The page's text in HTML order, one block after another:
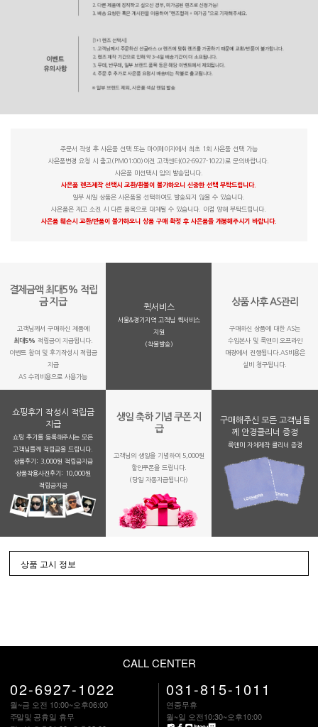
주문서 작성 후 사은품 선택 또는 마이페이지에서 최초 1회 사은품 선택 가능
사은품변경 요청 시 출고(PM01:00)이전 고객센터(02-6927-1022)로 문의바랍니다.
사은품 미선택시 임의 발송됩니다.
사은품 렌즈제작 선택시 교환/환불이 불가하오니 신중한 선택 부탁드립니다.
일부 세일 상품은 사은품을 선택하여도 발송되지 않을 수 있습니다.
사은품은 재고 소진 시 다른 품목으로 대체될 수 있습니다. 이점 양해 부탁드립니다.
사은품 훼손시 교환/반품이 불가하오니 상품 구매 확정 후 사은품을 개봉해주시기 바랍니다.
결제금액 최대5% 적립
금 지급
고객님께서 구매하신 제품에
최대5% 적립금이 지급됩니다.
이벤트 참여 및 후기작성시 적립금
지급
AS 수리비용으로 사용가능
퀵서비스
서울&경기지역 고객님 퀵서비스
지원
(착불발송)
상품 사후 AS관리
구매하신 상품에 대한 AS는
수입본사 및 룩앤미 오프라인
매장에서 진행됩니다.AS비용은
실비 청구됩니다.
쇼핑후기 작성시 적립금
지급
쇼핑 후기를 등록해주시는 모든
고객님들께 적립금을 드립니다.
상품후기: 3,000원 적립금지급
상품착용사진후기: 10,000원
적립금지금
생일 축하 기념 쿠폰 지
급
고객님의 생일을 기념하여 5,000원
할인쿠폰을 드립니다.
(당일 자동지급됩니다)
구매해주신 모든 고객님들
께 안경클리너 증정
룩앤미 자체제작 클리너 증정
상품 고시 정보
CALL CENTER
02-6927-1022
월~금 오전 10:00~오후06:00
주말및 공휴일 휴무
031-815-1011
연중무휴
월~일 오전10:30~오후10:00